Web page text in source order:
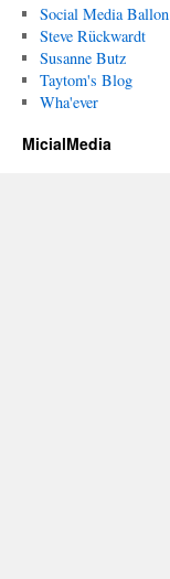
Social Media Ballon
Steve Rückwardt
Susanne Butz
Taytom's Blog
Wha'ever
MicialMedia